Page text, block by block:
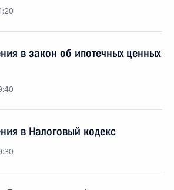
в закон об ипотечных ценных
в Налоговый кодекс